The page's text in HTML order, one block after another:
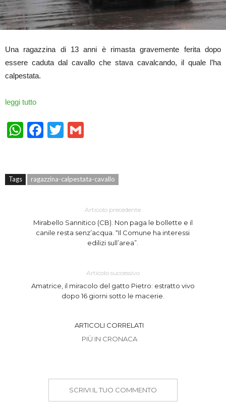
Una ragazzina di 13 anni è rimasta gravemente ferita dopo
essere caduta dal cavallo che stava cavalcando, il quale l’ha
calpestata.
leggi tutto
WhatsApp
Facebook
Twitter
Tags ragazzina-calpestata-cavallo
Articolo precedente
Mirabello Sannitico (CB). Non paga le bollette e il
canile resta senz’acqua. “Il Comune ha interessi
edilizi sull’area”.
Articolo successivo
Amatrice, il miracolo del gatto Pietro: estratto vivo
dopo 16 giorni sotto le macerie.
ARTICOLI CORRELATI
PIÙ IN CRONACA
SCRIVI IL TUO COMMENTO